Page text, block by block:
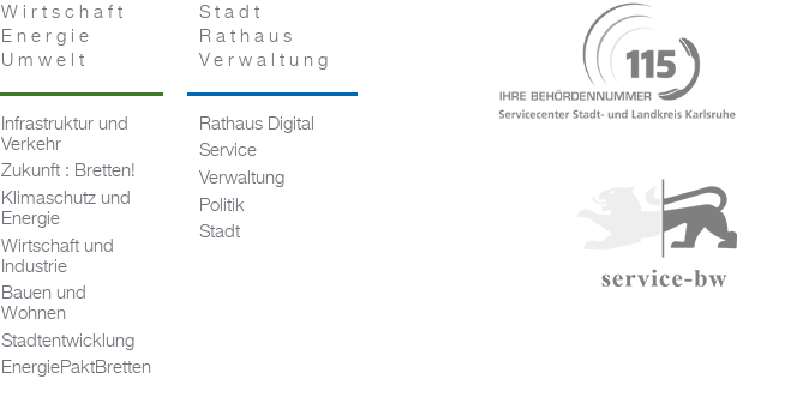
Wirtschaft
Energie
Umwelt
Infrastruktur und
Verkehr
Zukunft : Bretten!
Klimaschutz und
Energie
Wirtschaft und
Industrie
Bauen und
Wohnen
Stadtentwicklung
EnergiePaktBretten
Stadt
Rathaus
Verwaltung
Rathaus Digital
Service
Verwaltung
Politik
Stadt